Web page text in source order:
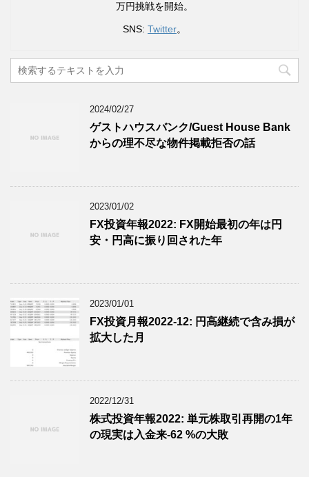
万円挑戦を開始。
SNS: Twitter。
2024/02/27
ゲストハウスバンク/Guest House Bank
からの理不尽な物件掲載拒否の話
2023/01/02
FX投資年報2022: FX開始最初の年は円
安・円高に振り回された年
2023/01/01
FX投資月報2022-12: 円高継続で含み損が
拡大した月
2022/12/31
株式投資年報2022: 単元株取引再開の1年
の現実は入金来-62 %の大敗